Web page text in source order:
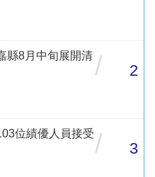
縣8月中旬展開清 / 2
位績優人員接受/ 3